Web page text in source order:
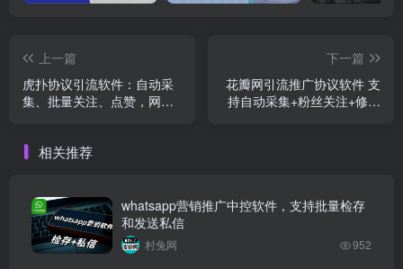
上一篇
虎扑协议引流软件：自动采
集、批量关注、点赞，网络
下一篇
花瓣网引流推广协议软件 支
持自动采集+粉丝关注+修改
相关推荐
whatsapp营销推广中控软件，支持批量检存
和发送私信
村兔网 952